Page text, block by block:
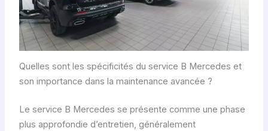
Quelles sont les spécificités du service B Mercedes et
son importance dans la maintenance avancée ?
Le service B Mercedes se présente comme une phase
plus approfondie d’entretien, généralement